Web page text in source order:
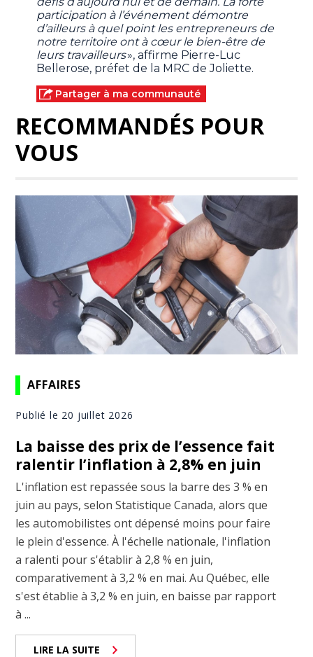
participation à l’événement démontre
d’ailleurs à quel point les entrepreneurs de
notre territoire ont à cœur le bien-être de
leurs travailleurs», affirme Pierre-Luc
Bellerose, préfet de la MRC de Joliette.
Partager à ma communauté
RECOMMANDÉS POUR
VOUS
AFFAIRES
Publié le 20 juillet 2026
La baisse des prix de l’essence fait
ralentir l’inflation à 2,8% en juin
L'inflation est repassée sous la barre des 3 % en
juin au pays, selon Statistique Canada, alors que
les automobilistes ont dépensé moins pour faire
le plein d'essence. À l'échelle nationale, l'inflation
a ralenti pour s'établir à 2,8 % en juin,
comparativement à 3,2 % en mai. Au Québec, elle
s'est établie à 3,2 % en juin, en baisse par rapport
à ...
LIRE LA SUITE